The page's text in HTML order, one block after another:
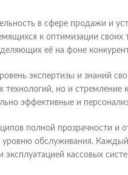
в сфере продажи и
к оптимизации своих
её на фоне
экспертизы и знаний
технологий, но и
эффективные и
полной прозрачности и
уровню обслуживания.
кассовых